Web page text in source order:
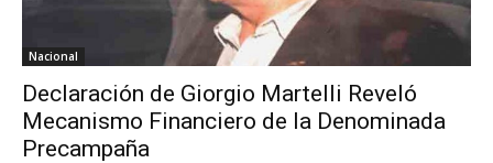
Nacional
Declaración de Giorgio Martelli Reveló
Mecanismo Financiero de la Denominada
Precampaña